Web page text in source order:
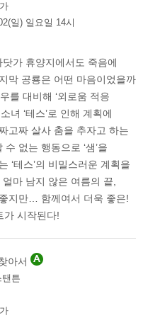
일) 일요일 14시
닷가 휴양지에서도 죽음에
막 공룡은 어떤 마음이었을까
를 대비해 ‘외로움 적응
녀 ‘테스’로 인해 계획에
고짜 살사 춤을 추자고 하는
없는 행동으로 ‘샘’을
‘테스’의 비밀스러운 계획을
마 남지 않은 여름의 끝,
지만… 함께여서 더욱 좋은!
가 시작된다!
아서
튼